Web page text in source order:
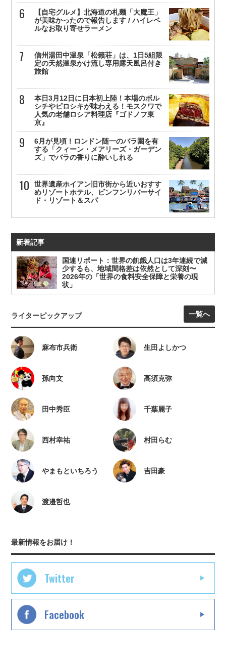
【自宅グルメ】北海道の札麺「大魔王」
が美味かったので報告します / ハイレベ
ルなお取り寄せラーメン
信州湯田中温泉「松籟荘」は、1日5組限
定の天然温泉かけ流し専用露天風呂付き
旅館
本日3月12日に日本初上陸！本場のボル
シチやピロシキが味わえる！モスクワで
人気の老舗ロシア料理店『ゴドノフ東
京』
6月が見頃！ロンドン随一のバラ園を有
する「クィーン・メアリーズ・ガーデン
ズ」でバラの香りに酔いしれる
世界遺産ホイアン旧市街から近いおすす
めリゾートホテル、ビンフンリバーサイ
ド・リゾート＆スパ
新着記事
国連リポート：世界の飢餓人口は3年連続で減
少するも、地域間格差は依然として深刻〜
2026年の「世界の食料安全保障と栄養の現
状」
ライターピックアップ 一覧へ
麻布市兵衛 生田よしかつ
孫向文 高須克弥
田中秀臣 千葉麗子
西村幸祐 村田らむ
やまもといちろう 吉田豪
渡邉哲也
最新情報をお届け！
Twitter
Facebook